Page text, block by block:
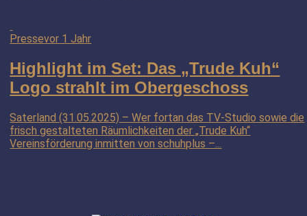
Pressevor 1 Jahr
Highlight im Set: Das „Trude Kuh“
Logo strahlt im Obergeschoss
Saterland (31.05.2025) – Wer fortan das TV-Studio sowie die
frisch gestalteten Räumlichkeiten der „Trude Kuh“
Vereinsförderung inmitten von schuhplus –...